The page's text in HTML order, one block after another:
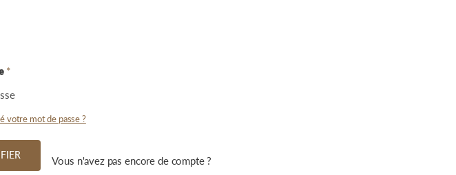
*
votre mot de passe ?
Vous n'avez pas encore de compte ?